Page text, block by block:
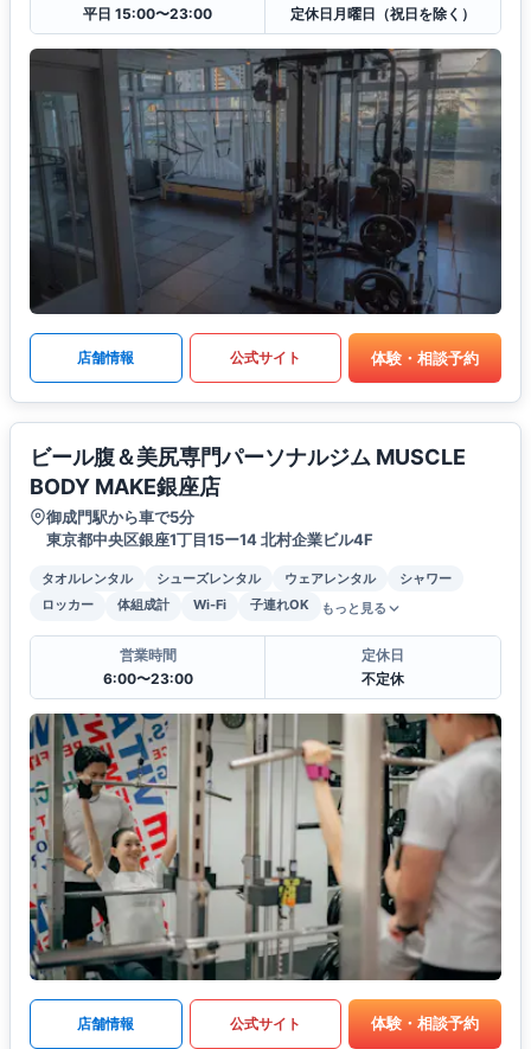
平日 15:00〜23:00
定休日月曜日（祝日を除く）
店舗情報 公式サイト 体験・相談予約
ビール腹＆美尻専門パーソナルジム MUSCLE
BODY MAKE銀座店
御成門駅から車で5分
東京都中央区銀座1丁目15ー14 北村企業ビル4F
タオルレンタル シューズレンタル ウェアレンタル
シャワー
ロッカー
体組成計 Wi-Fi 子連れOK もっと見る
営業時間
6:00〜23:00
定休日
不定休
店舗情報 公式サイト 体験・相談予約